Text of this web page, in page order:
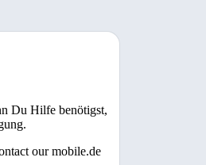
Du Hilfe benötigst,
our mobile.de